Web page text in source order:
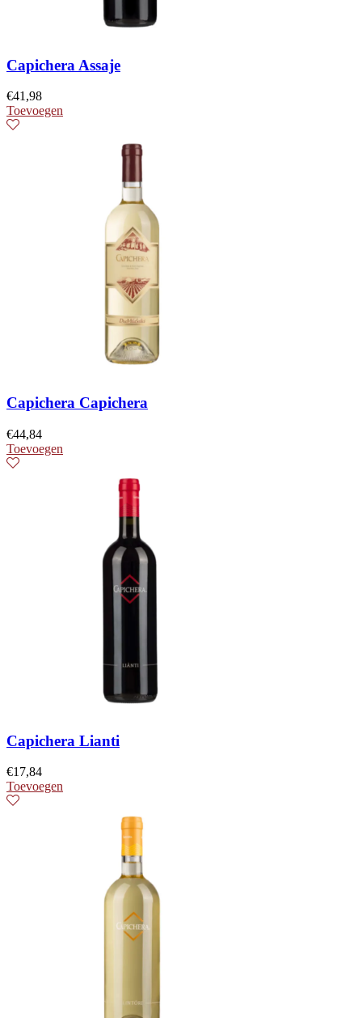
Capichera Assaje
€41,98
Toevoegen
Capichera Capichera
€44,84
Toevoegen
Capichera Lianti
€17,84
Toevoegen